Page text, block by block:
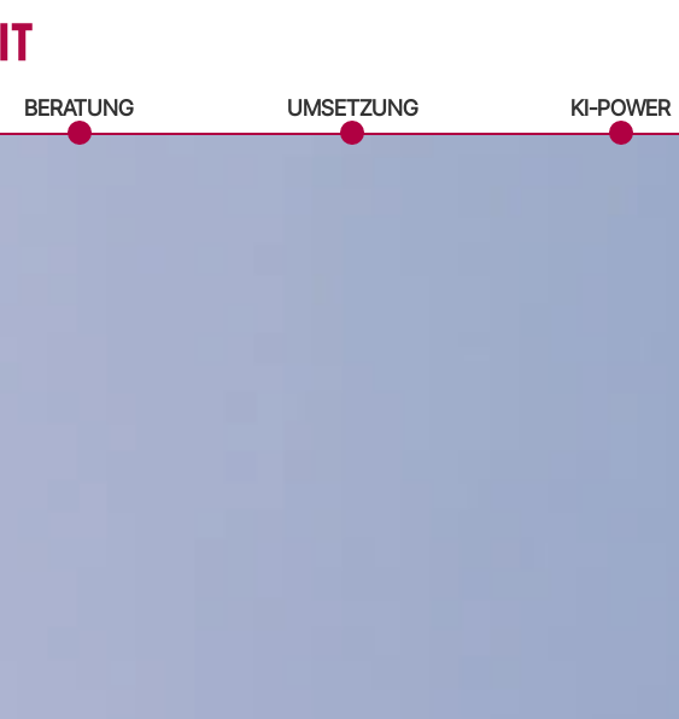
BERATUNG UMSETZUNG KI-POWER